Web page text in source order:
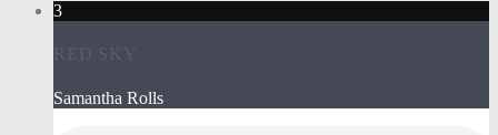
3
RED SKY
Samantha Rolls